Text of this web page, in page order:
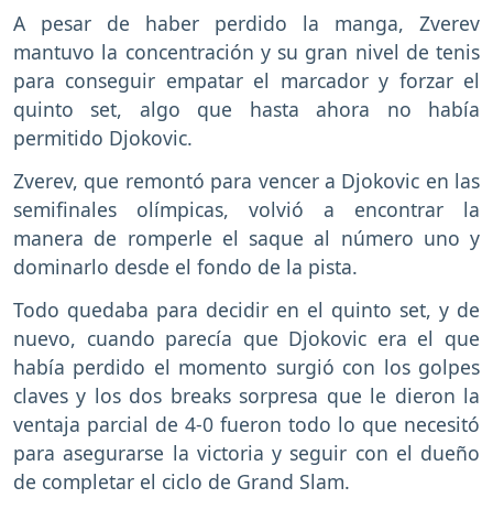
A pesar de haber perdido la manga, Zverev
mantuvo la concentración y su gran nivel de tenis
para conseguir empatar el marcador y forzar el
quinto set, algo que hasta ahora no había
permitido Djokovic.
Zverev, que remontó para vencer a Djokovic en las
semifinales olímpicas, volvió a encontrar la
manera de romperle el saque al número uno y
dominarlo desde el fondo de la pista.
Todo quedaba para decidir en el quinto set, y de
nuevo, cuando parecía que Djokovic era el que
había perdido el momento surgió con los golpes
claves y los dos breaks sorpresa que le dieron la
ventaja parcial de 4-0 fueron todo lo que necesitó
para asegurarse la victoria y seguir con el dueño
de completar el ciclo de Grand Slam.